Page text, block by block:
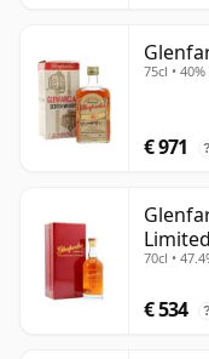
75cl • 40%
€ 971 ?
jaar
70cl •
€ 534 ?